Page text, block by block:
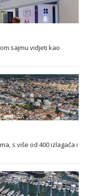
sajmu vidjeti kao
s više od 400 izlagača i